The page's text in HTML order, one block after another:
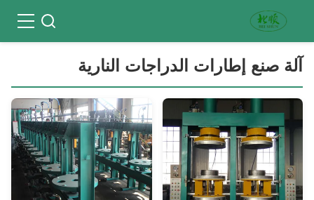
آلة صنع إطارات الدراجات النارية